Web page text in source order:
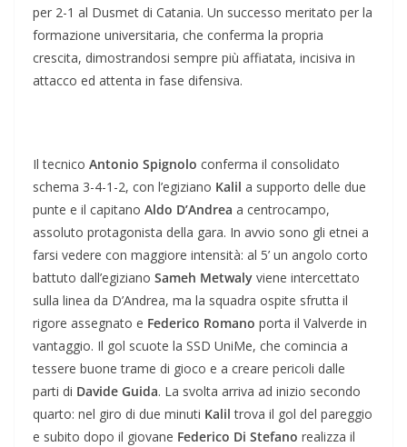
per 2-1 al Dusmet di Catania. Un successo meritato per la
formazione universitaria, che conferma la propria
crescita, dimostrandosi sempre più affiatata, incisiva in
attacco ed attenta in fase difensiva.
Il tecnico Antonio Spignolo conferma il consolidato
schema 3-4-1-2, con l’egiziano Kalil a supporto delle due
punte e il capitano Aldo D’Andrea a centrocampo,
assoluto protagonista della gara. In avvio sono gli etnei a
farsi vedere con maggiore intensità: al 5’ un angolo corto
battuto dall’egiziano Sameh Metwaly viene intercettato
sulla linea da D’Andrea, ma la squadra ospite sfrutta il
rigore assegnato e Federico Romano porta il Valverde in
vantaggio. Il gol scuote la SSD UniMe, che comincia a
tessere buone trame di gioco e a creare pericoli dalle
parti di Davide Guida. La svolta arriva ad inizio secondo
quarto: nel giro di due minuti Kalil trova il gol del pareggio
e subito dopo il giovane Federico Di Stefano realizza il